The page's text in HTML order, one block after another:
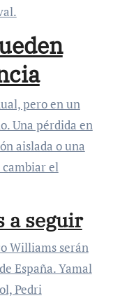
Una pérdida en
aislada o una
el
a seguir
España. Yamal
Pedri